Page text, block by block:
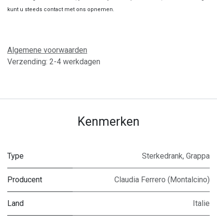
kunt u steeds contact met ons opnemen.
Algemene voorwaarden
Verzending: 2-4 werkdagen
Kenmerken
Type Sterkedrank, Grappa
Producent Claudia Ferrero (Montalcino)
Land Italie